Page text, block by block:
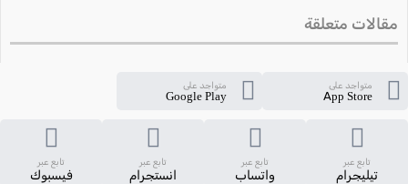
مقالات متعلقة
متواجد على
App Store
متواجد على
Google Play
تابع عبر
تيليجرام
تابع عبر
واتساب
تابع عبر
انستجرام
تابع عبر
فيسبوك